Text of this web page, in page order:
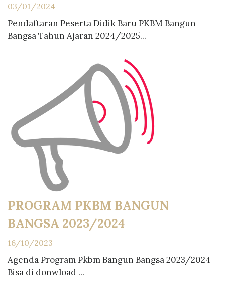
03/01/2024
Pendaftaran Peserta Didik Baru PKBM Bangun
Bangsa Tahun Ajaran 2024/2025...
PROGRAM PKBM BANGUN
BANGSA 2023/2024
16/10/2023
Agenda Program Pkbm Bangun Bangsa 2023/2024
Bisa di donwload ...